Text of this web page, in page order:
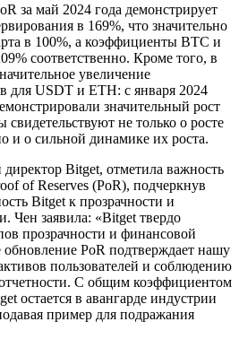
за май 2024 года демонстрирует
в 169%, что значительно
в 100%, а коэффициенты BTC и
соответственно. Кроме того, в
увеличение
для USDT и ETH: с января 2024
значительный рост
не только о росте
и о сильной динамике их роста.
Bitget, отметила важность
of Reserves (PoR), подчеркнув
Bitget к прозрачности и
Чен заявила: «Bitget твердо
прозрачности и финансовой
обновление PoR подтверждает нашу
пользователей и соблюдению
С общим коэффициентом
остается в авангарде индустрии
пример для подражания